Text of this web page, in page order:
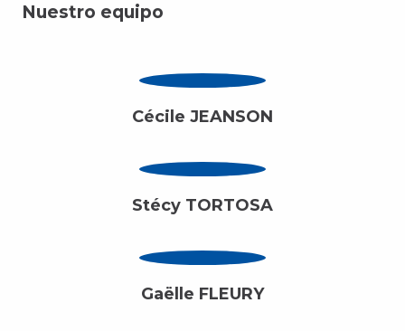
Nuestro equipo
Cécile JEANSON
Stécy TORTOSA
Gaëlle FLEURY